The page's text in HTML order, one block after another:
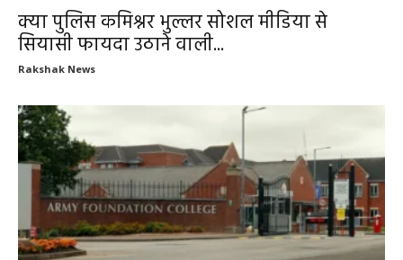
क्या पुलिस कमिश्नर भुल्लर सोशल मीडिया से
सियासी फायदा उठाने वाली...
Rakshak News